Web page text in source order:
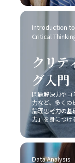
はなく、相手に
であり、論理
況に応じた柔軟
スマンはこの能
外のステーク
績向上や自ら
なります。 また、コミュニケーションの成功は意識的な目
的設定と適切
中で自らの発
っているかを検
ンとしては、ま
ながら「論理」
信頼構築およ
も、技術の進化
ニケーション
い、柔軟な対応
場の枠にとらわ
るため、一見す
どちらの戦略
らには市場環
慎重な分析が
おいては、既
自社の独自性
るかが非常に重要な要
家電メーカー
がらも、成熟市
業が限定された
新たな需要を創
応じた戦略を展
の市場戦略を採
両面を的確に
を実践すること
の改善」は、
なテーマです
ストレスの蓄積
機会の逸失とい
自己管理能力
的背景や業務
た、具体的な
あると考えられ
というシンプル
歩を踏み出すこ
降の作業がスム
単に実行可能な
験を積み重ねる
やがて大きな課
ります。 さら
Introduction to
Critical
クリテ
グ入門
問題解決力やコ
力など、多くの
論理思考力の基
力」を身につけ
Data Analysis